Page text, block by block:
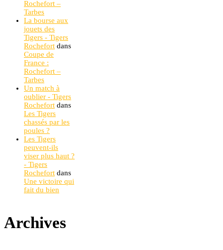
Rochefort –
Tarbes
La bourse aux
jouets des
Tigers - Tigers
Rochefort dans
Coupe de
France :
Rochefort –
Tarbes
Un match à
oublier - Tigers
Rochefort dans
Les Tigers
chassés par les
poules ?
Les Tigers
peuvent-ils
viser plus haut ?
- Tigers
Rochefort dans
Une victoire qui
fait du bien
Archives